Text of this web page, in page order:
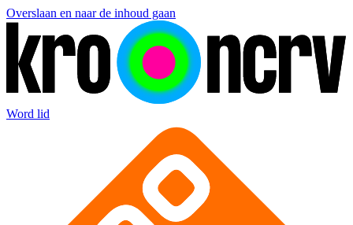
Overslaan en naar de inhoud gaan
Word lid